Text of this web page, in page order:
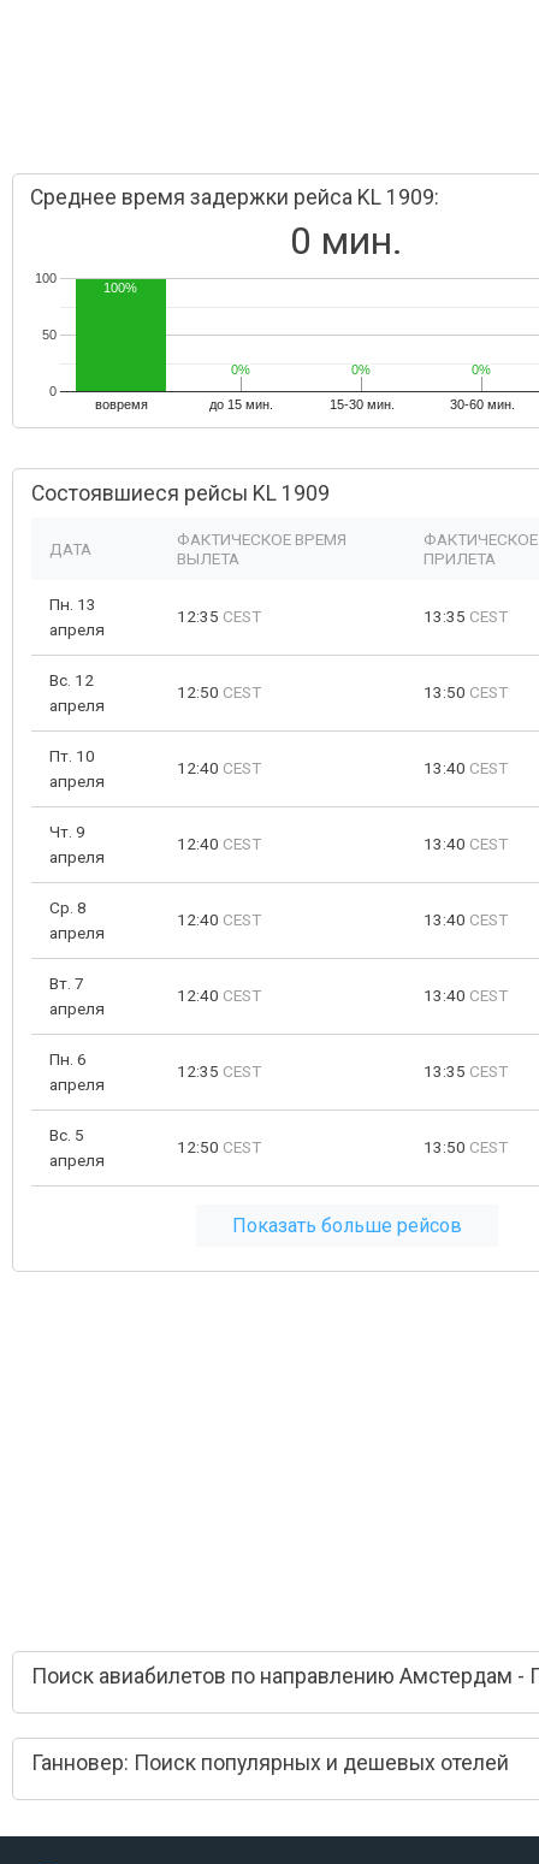
Среднее время задержки рейса KL 1909:
0 мин.
вовремя до 15 мин. 15-30 мин. 30-60 мин.
0
50
100
100%
0%
0% 0%
0% 0%
0%
Состоявшиеся рейсы KL 1909
ДАТА
ФАКТИЧЕСКОЕ ВРЕМЯ
ВЫЛЕТА
ПРИЛЕТА
Пн. 13
апреля
12:35 CEST 13:35 CEST
Вс. 12
апреля
12:50 CEST 13:50 CEST
Пт. 10
апреля
12:40 CEST 13:40 CEST
Чт. 9
апреля
12:40 CEST 13:40 CEST
Ср. 8
апреля
12:40 CEST 13:40 CEST
Вт. 7
апреля
12:40 CEST 13:40 CEST
Пн. 6
апреля
12:35 CEST 13:35 CEST
Вс. 5
апреля
12:50 CEST 13:50 CEST
Показать больше рейсов
Поиск авиабилетов по направлению Амстердам -
Ганновер: Поиск популярных и дешевых отелей